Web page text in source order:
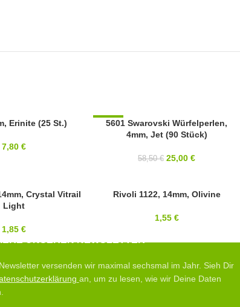
Erinite (25 St.)
7,80€
-57%
5601 Swarovski Würfelperlen,
4mm, Jet (90 Stück)
58,50€ 25,00€
Crystal Vitrail
Light
1,85€
14MMRivoli 1122, 14mm, Olivine
1,55 €
versenden wir maximal sechsmal im Jahr. Sieh Dir
an, um zu lesen, wie wir Deine Daten